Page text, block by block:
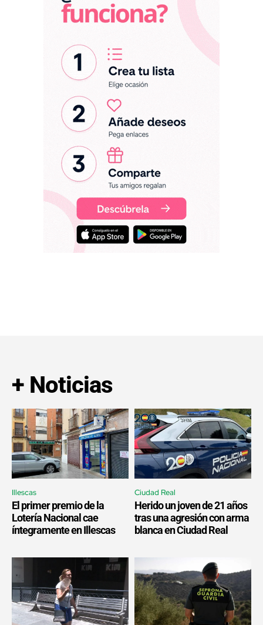
+ Noticias
Illescas
El primer premio de la
Lotería Nacional cae
íntegramente en Illescas
Ciudad Real
Herido un joven de 21 años
tras una agresión con arma
blanca en Ciudad Real